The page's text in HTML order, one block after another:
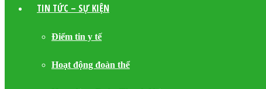
TIN TỨC – SỰ KIỆN
Điểm tin y tế
Hoạt động đoàn thể